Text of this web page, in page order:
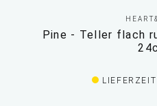
Pine - Teller flach